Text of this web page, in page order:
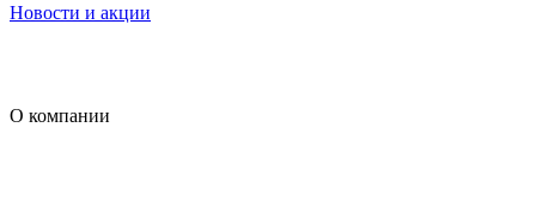
Новости и акции
О компании